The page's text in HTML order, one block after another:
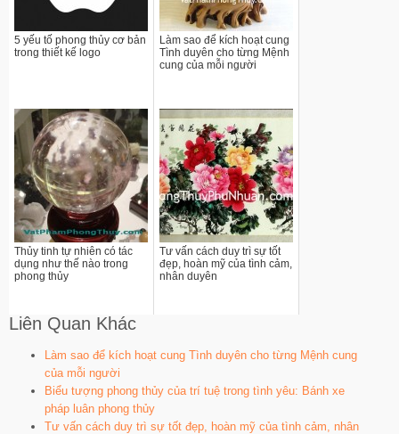
5 yếu tố phong thủy cơ bản
trong thiết kế logo
Làm sao để kích hoạt cung
Tình duyên cho từng Mệnh
cung của mỗi người
Thủy tinh tự nhiên có tác
dụng như thế nào trong
phong thủy
Tư vấn cách duy trì sự tốt
đẹp, hoàn mỹ của tình cảm,
nhân duyên
Liên Quan Khác
Làm sao để kích hoạt cung Tình duyên cho từng Mệnh cung
của mỗi người
Biểu tượng phong thủy của trí tuệ trong tình yêu: Bánh xe
pháp luân phong thủy
Tư vấn cách duy trì sự tốt đẹp, hoàn mỹ của tình cảm, nhân